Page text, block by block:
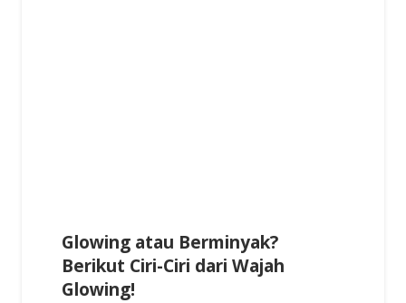
Glowing atau Berminyak?
Berikut Ciri-Ciri dari Wajah
Glowing!